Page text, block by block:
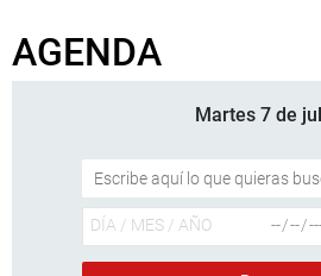
AGENDA
Martes 7 de